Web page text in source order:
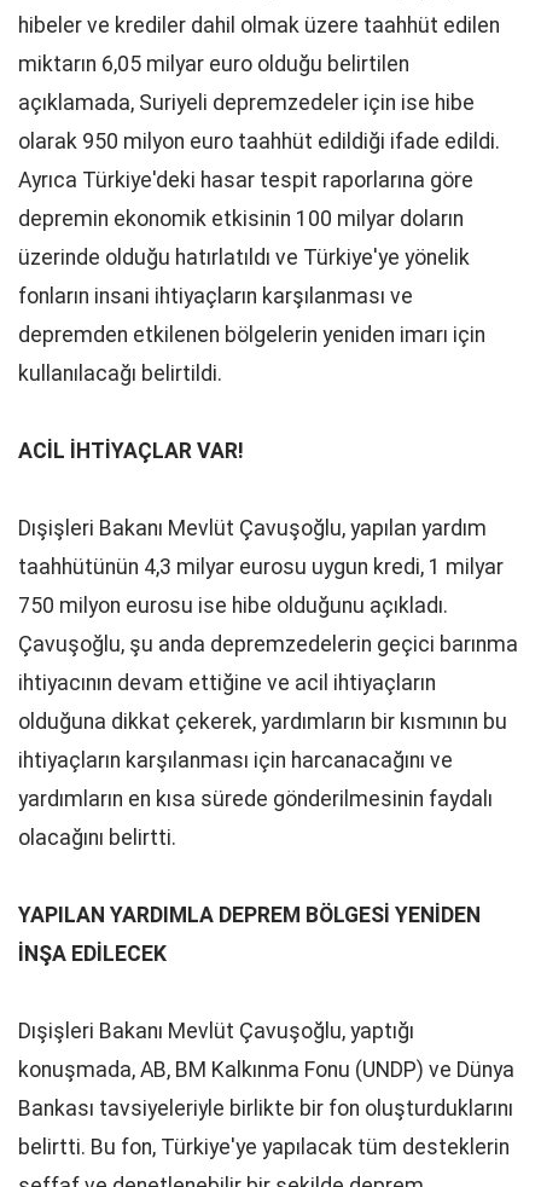
hibeler ve krediler dahil olmak üzere taahhüt edilen
miktarın 6,05 milyar euro olduğu belirtilen
açıklamada, Suriyeli depremzedeler için ise hibe
olarak 950 milyon euro taahhüt edildiği ifade edildi.
Ayrıca Türkiye'deki hasar tespit raporlarına göre
depremin ekonomik etkisinin 100 milyar doların
üzerinde olduğu hatırlatıldı ve Türkiye'ye yönelik
fonların insani ihtiyaçların karşılanması ve
depremden etkilenen bölgelerin yeniden imarı için
kullanılacağı belirtildi.
ACİL İHTİYAÇLAR VAR!
Dışişleri Bakanı Mevlüt Çavuşoğlu, yapılan yardım
taahhütünün 4,3 milyar eurosu uygun kredi, 1 milyar
750 milyon eurosu ise hibe olduğunu açıkladı.
Çavuşoğlu, şu anda depremzedelerin geçici barınma
ihtiyacının devam ettiğine ve acil ihtiyaçların
olduğuna dikkat çekerek, yardımların bir kısmının bu
ihtiyaçların karşılanması için harcanacağını ve
yardımların en kısa sürede gönderilmesinin faydalı
olacağını belirtti.
YAPILAN YARDIMLA DEPREM BÖLGESİ YENİDEN
İNŞA EDİLECEK
Dışişleri Bakanı Mevlüt Çavuşoğlu, yaptığı
konuşmada, AB, BM Kalkınma Fonu (UNDP) ve Dünya
Bankası tavsiyeleriyle birlikte bir fon oluşturduklarını
belirtti. Bu fon, Türkiye'ye yapılacak tüm desteklerin